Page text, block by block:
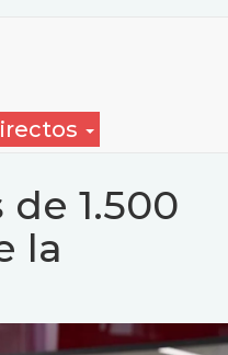
1.500
la